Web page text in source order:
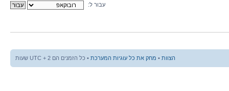
עבור ל:
הצוות • מחק את כל עוגיות המערכת • כל הזמנים הם UTC + 2 שעות